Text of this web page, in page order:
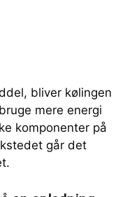
bliver kølingen
mere energi
komponenter på
går det